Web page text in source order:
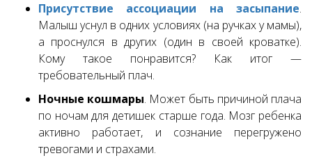
Присутствие ассоциации на засыпание.
Малыш уснул в одних условиях (на ручках у мамы),
а проснулся в других (один в своей кроватке).
Кому такое понравится? Как итог —
требовательный плач.
Ночные кошмары. Может быть причиной плача
по ночам для детишек старше года. Мозг ребенка
активно работает, и сознание перегружено
тревогами и страхами.